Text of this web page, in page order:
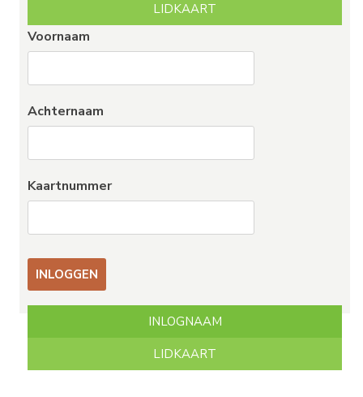
LIDKAART
Voornaam
Achternaam
Kaartnummer
INLOGNAAM
LIDKAART